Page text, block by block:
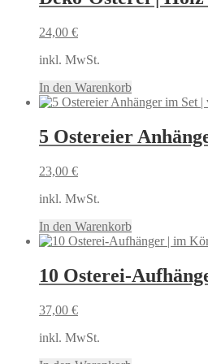
24,00 €
inkl. MwSt.
In den Warenkorb
5 Ostereier
23,00 €
inkl. MwSt.
In den Warenkorb
10 Osterei-
37,00 €
inkl. MwSt.